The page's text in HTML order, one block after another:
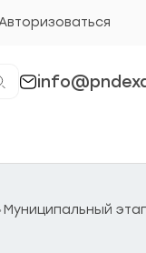
Муниципальный